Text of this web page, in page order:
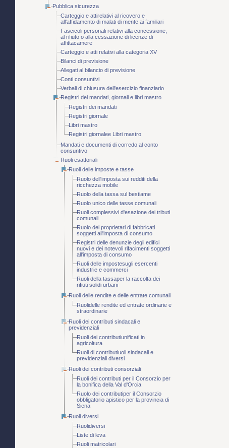
Pubblica sicurezza
Carteggio e attirelativi al ricovero e
all'affidamento di malati di mente ai familiari
Fascicoli personali relativi alla concessione,
al rifiuto o alla cessazione di licenze di
affittacamere
Carteggio e atti relativi alla categoria XV
Bilanci di previsione
Allegati al bilancio di previsione
Conti consuntivi
Verbali di chiusura dell'esercizio finanziario
Registri dei mandati, giornali e libri mastro
Registri dei mandati
Registri giornale
Libri mastro
Registri giornalee Libri mastro
Mandati e documenti di corredo al conto
consuntivo
Ruoli esattoriali
Ruoli delle imposte e tasse
Ruolo dell'imposta sui redditi della
ricchezza mobile
Ruolo della tassa sul bestiame
Ruolo unico delle tasse comunali
Ruoli complessivi d'esazione dei tributi
comunali
Ruolo dei proprietari di fabbricati
soggetti all'imposta di consumo
Registri delle denunzie degli edifici
nuovi e dei notevoli rifacimenti soggetti
all'imposta di consumo
Ruoli delle impostesugli esercenti
industrie e commerci
Ruoli della tassaper la raccolta dei
rifiuti solidi urbani
Ruoli delle rendite e delle entrate comunali
Ruolidelle rendite ed entrate ordinarie e
straordinarie
Ruoli dei contributi sindacali e
previdenziali
Ruoli dei contributiunificati in
agricoltura
Ruoli di contributiuoli sindacali e
previdenziali diversi
Ruoli dei contributi consorziali
Ruoli dei contributi per il Consorzio per
la bonifica della Val d'Orcia
Ruolo dei contributiper il Consorzio
obbligatorio apistico per la provincia di
Siena
Ruoli diversi
Ruolidiversi
Liste di leva
Ruoli matricolari